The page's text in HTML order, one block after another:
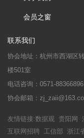
会员之窗
联系我们
协会地址：杭州市西湖区
楼501室
电话咨询：0571-
协会邮箱：
友情链接:数据观 贵阳网
互联网招聘 工信部 浙江